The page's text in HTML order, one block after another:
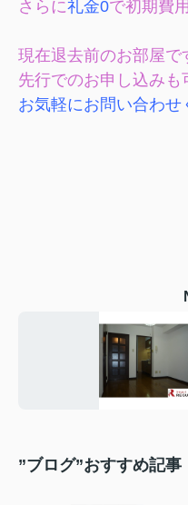
さらに礼金0で初期費
現在退去前のお部屋で
先行でのお申し込みも
お気軽にお問い合わせ
”ブログ”おすすめ記事